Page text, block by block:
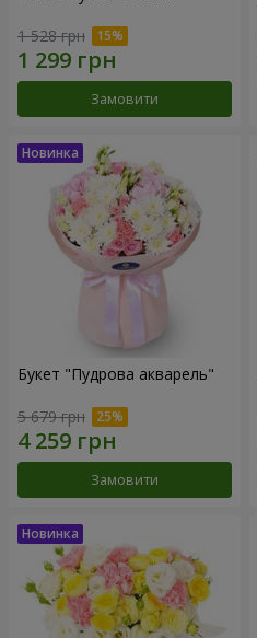
1 528 грн
Замовити
Букет "Пудрова акварель"
5 679 грн
Замовити